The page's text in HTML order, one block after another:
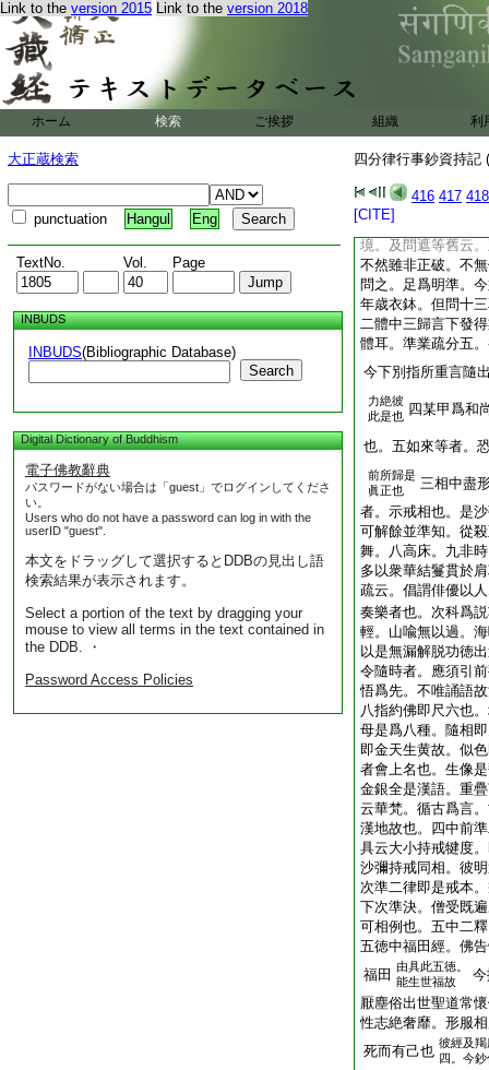
Link to the version 2015 Link to the version 2018
ホーム 検索 ご挨拶 組織 利
大正蔵検索
punctuation Hangul Eng
TextNo. Vol. Page
INBUDS
INBUDS(Bibliographic Database)
Search
Digital Dictionary of Buddhism
電子佛教辭典
パスワードがない場合は「guest」でログインしてくださ
い。
Users who do not have a password can log in with the
userID "guest".
本文をドラッグして選択するとDDBの見出し語
検索結果が表示されます。
Select a portion of the text by dragging your
mouse to view all terms in the text contained in
the DDB. ・
Password Access Policies
四分律行事鈔資持記
416 417 418
[CITE]
剃髮中二法並闍梨
甲謂和尚。二中以
八唯一人故。三中
必先五後十。智論
乃至不由三級至四
文但制五法。偏袒
捉衣之式。復非尊
濫用。五中初示處
下次示問縁。立勝
境。及問遮等舊云
不然雖非正破。不
問之。足爲明準。
年歳衣鉢。但問十
二體中三歸言下發
體耳。準業疏分五
今下別指所重言隨
力絶彼
此是也 四某甲爲和
也。五如來等者。
前所歸是
眞正也
三相中盡
者。示戒相也。是
可解餘並準知。從
舞。八高床。九非
多以衆華結鬘貫於
疏云。倡謂俳優以
奏樂者也。次科爲
輕。山喩無以過。
以是無漏解脱功徳
令隨時者。應須引
悟爲先。不唯誦語
八指約佛即尺六也
母是爲八種。隨相
即金天生黄故。似
者會上名也。生像
金銀全是漢語。重
云華梵。循古爲言
漢地故也。四中前
具云大小持戒犍度
沙彌持戒同相。彼
次準二律即是戒本
下次準決。僧受既
可相例也。五中二
五徳中福田經。佛
福田 由具此五徳。
能生世福故
厭塵俗出世聖道常
性志絶奢靡。形服
死而有己也 彼經及
四。今